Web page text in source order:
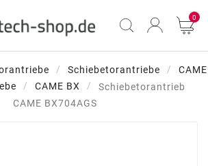
0
Schiebetorantriebe
CAME
CAME BX
Schiebetorantrieb
CAME BX704AGS